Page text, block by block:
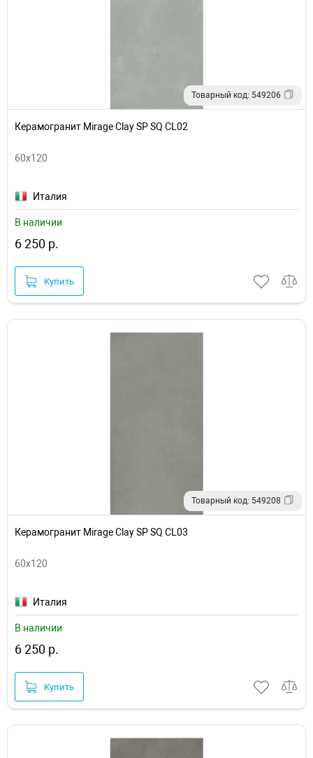
Товарный код: 549206
Керамогранит Mirage Clay SP SQ CL02
60x120
Италия
В наличии
6 250 р.
Купить
Товарный код: 549208
Керамогранит Mirage Clay SP SQ CL03
60x120
Италия
В наличии
6 250 р.
Купить